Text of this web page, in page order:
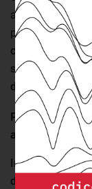
amministrativo.
pubblicato la
chiaro quindi
scarsamente
dell’interno.
Perché è
accoglienza
Infine l’aspetto
dicembre è